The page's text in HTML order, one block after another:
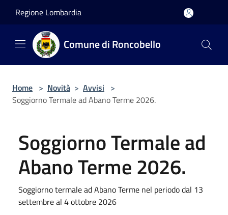
Regione Lombardia
Comune di Roncobello
Home > Novità > Avvisi >
Soggiorno Termale ad Abano Terme 2026.
Soggiorno Termale ad
Abano Terme 2026.
Soggiorno termale ad Abano Terme nel periodo dal 13
settembre al 4 ottobre 2026